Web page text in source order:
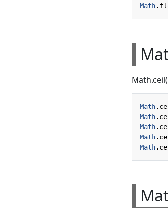
Math.
Math.
Math.
Math.
Math.
Math.